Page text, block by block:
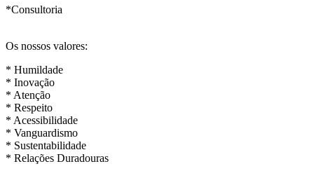
*Consultoria
Os nossos valores:
* Humildade
* Inovação
* Atenção
* Respeito
* Acessibilidade
* Vanguardismo
* Sustentabilidade
* Relações Duradouras